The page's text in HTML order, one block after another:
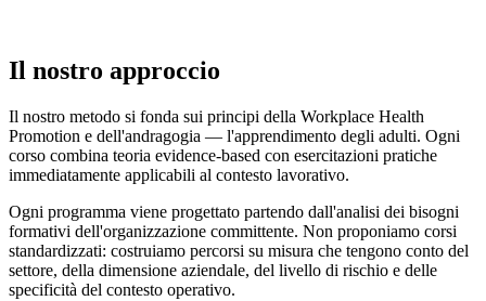
Il nostro approccio
Il nostro metodo si fonda sui principi della Workplace Health
Promotion e dell'andragogia — l'apprendimento degli adulti. Ogni
corso combina teoria evidence-based con esercitazioni pratiche
immediatamente applicabili al contesto lavorativo.
Ogni programma viene progettato partendo dall'analisi dei bisogni
formativi dell'organizzazione committente. Non proponiamo corsi
standardizzati: costruiamo percorsi su misura che tengono conto del
settore, della dimensione aziendale, del livello di rischio e delle
specificità del contesto operativo.